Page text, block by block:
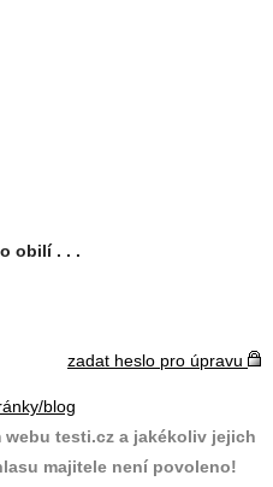
obilí . . .
zadat heslo pro úpravu
blog
testi.cz a jakékoliv jejich
majitele není povoleno!